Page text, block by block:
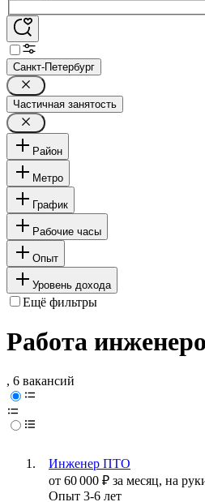
Санкт-Петербург
Частичная занятость
Район
Метро
График
Рабочие часы
Опыт
Уровень дохода
Ещё фильтры
Работа
, 6 вакансий
Инженер ПТО
от 60 000 ₽ за месяц, на
Опыт 3-6 лет